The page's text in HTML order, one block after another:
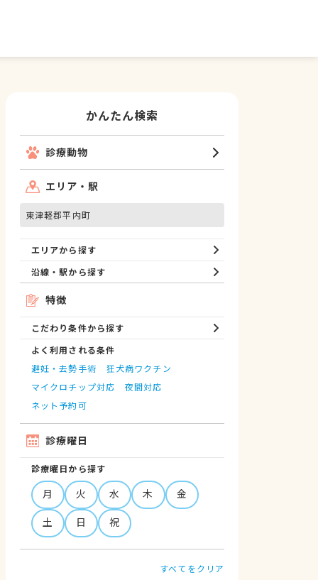
かんたん検索
診療動物
エリア・駅
東津軽郡平内町
エリアから探す
沿線・駅から探す
特徴
こだわり条件から探す
よく利用される条件
避妊・去勢手術
狂犬病ワクチン
マイクロチップ対応
夜間対応
ネット予約可
診療曜日
診療曜日から探す
月 火 水 木
金
土
日 祝
すべてをクリア